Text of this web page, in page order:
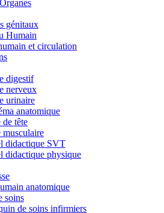
génitaux
Humain
et circulation
digestif
nerveux
urinaire
anatomique
tête
musculaire
didactique SVT
didactique physique
anatomique
soins
de soins infirmiers